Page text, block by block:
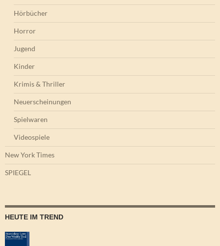
Hörbücher
Horror
Jugend
Kinder
Krimis & Thriller
Neuerscheinungen
Spielwaren
Videospiele
New York Times
SPIEGEL
HEUTE IM TREND